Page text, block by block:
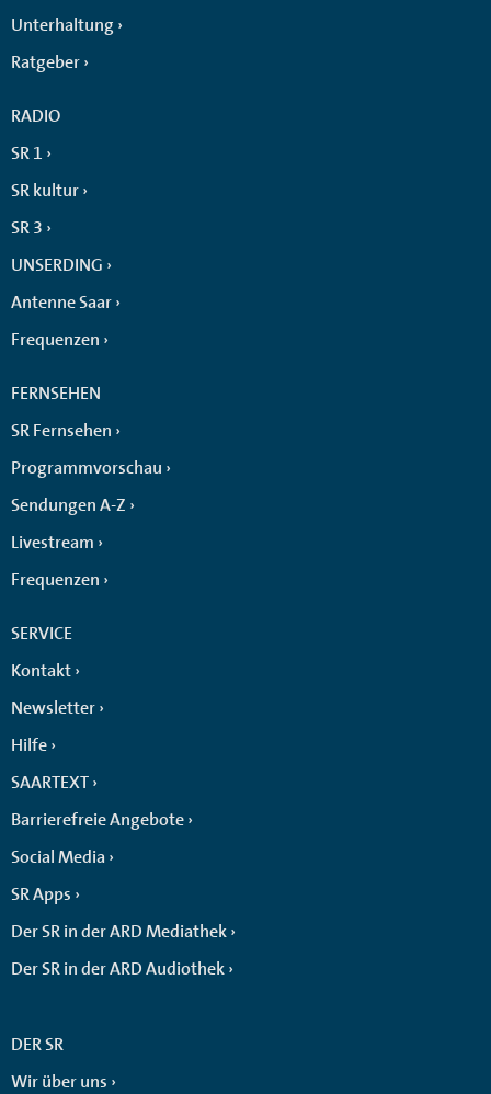
Unterhaltung
Ratgeber
RADIO
SR 1
SR kultur
SR 3
UNSERDING
Antenne Saar
Frequenzen
FERNSEHEN
SR Fernsehen
Programmvorschau
Sendungen A-Z
Livestream
Frequenzen
SERVICE
Kontakt
Newsletter
Hilfe
SAARTEXT
Barrierefreie Angebote
Social Media
SR Apps
Der SR in der ARD Mediathek
Der SR in der ARD Audiothek
DER SR
Wir über uns